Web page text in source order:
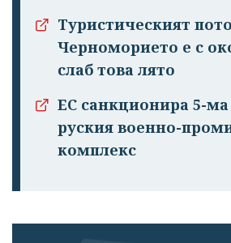
Туристическият
Черноморието е с
слаб това лято
ЕС санкционира 5-
руския военно-
комплекс